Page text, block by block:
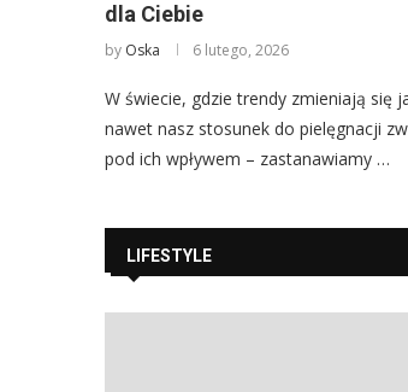
dla Ciebie
by Oska 6 lutego, 2026
W świecie, gdzie trendy zmieniają się
nawet nasz stosunek do pielęgnacji
pod ich wpływem – zastanawiamy …
LIFESTYLE